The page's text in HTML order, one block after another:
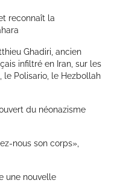
reconnaît la
Ghadiri, ancien
infiltré en Iran, sur les
le Polisario, le Hezbollah
du néonazisme
nous son corps»,
une nouvelle